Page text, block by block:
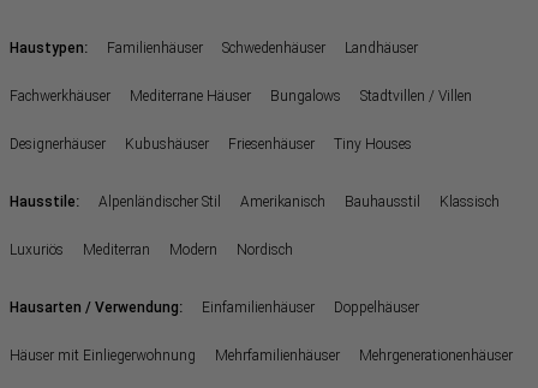
Haustypen: Familienhäuser Schwedenhäuser Landhäuser
Fachwerkhäuser Mediterrane Häuser Bungalows Stadtvillen / Villen
Designerhäuser Kubushäuser Friesenhäuser Tiny Houses
Hausstile: Alpenländischer Stil Amerikanisch Bauhausstil Klassisch
Luxuriös Mediterran Modern Nordisch
Hausarten / Verwendung: Einfamilienhäuser Doppelhäuser
Häuser mit Einliegerwohnung Mehrfamilienhäuser Mehrgenerationenhäuser